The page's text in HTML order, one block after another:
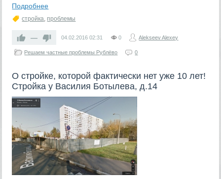
Подробнее
стройка, проблемы
— 04.02.2016 02:31 0 Alekseev Alexey
Решаем частные проблемы Рублёво 0
О стройке, которой фактически нет уже 10 лет!
Стройка у Василия Ботылева, д.14